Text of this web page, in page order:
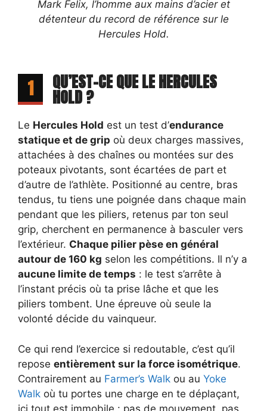
Mark Felix, l’homme aux mains d’acier et
détenteur du record de référence sur le
Hercules Hold.
1 QU’EST-CE QUE LE HERCULES
HOLD ?
Le Hercules Hold est un test d’endurance
statique et de grip où deux charges massives,
attachées à des chaînes ou montées sur des
poteaux pivotants, sont écartées de part et
d’autre de l’athlète. Positionné au centre, bras
tendus, tu tiens une poignée dans chaque main
pendant que les piliers, retenus par ton seul
grip, cherchent en permanence à basculer vers
l’extérieur. Chaque pilier pèse en général
autour de 160 kg selon les compétitions. Il n’y a
aucune limite de temps : le test s’arrête à
l’instant précis où ta prise lâche et que les
piliers tombent. Une épreuve où seule la
volonté décide du vainqueur.
Ce qui rend l’exercice si redoutable, c’est qu’il
repose entièrement sur la force isométrique.
Contrairement au Farmer’s Walk ou au Yoke
Walk où tu portes une charge en te déplaçant,
ici tout est immobile : pas de mouvement, pas